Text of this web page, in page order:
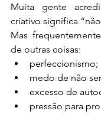
Muita gente
criativo significa
Mas
de outras coisas:
perfeccionismo;
medo de não
excesso de
pressão para